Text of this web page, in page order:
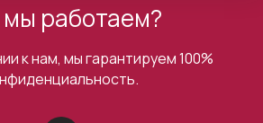
мы работаем?
к нам, мы гарантируем 100%